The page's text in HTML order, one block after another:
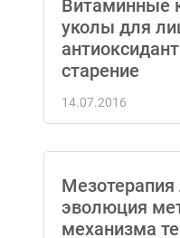
Витаминные
уколы для
старение
14.07.2016
Мезотерапия
эволюция
механизма